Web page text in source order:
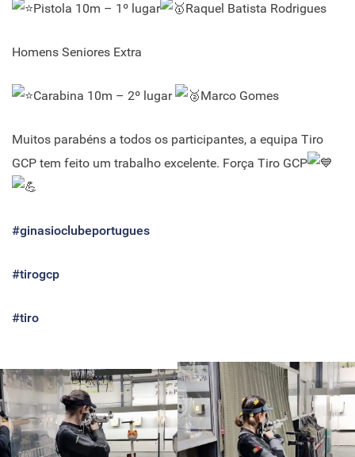
Pistola 10m – 1º lugar Raquel Batista Rodrigues
Homens Seniores Extra
Carabina 10m – 2º lugar Marco Gomes
Muitos parabéns a todos os participantes, a equipa Tiro
GCP tem feito um trabalho excelente. Força Tiro GCP
#ginasioclubeportugues
#tirogcp
#tiro